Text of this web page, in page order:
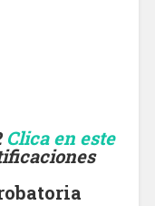
Clica en este